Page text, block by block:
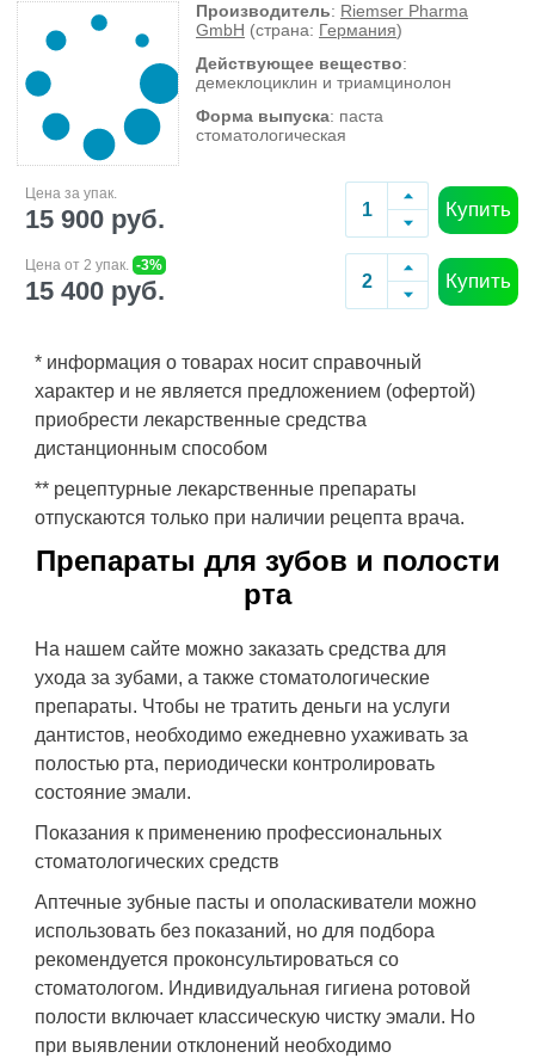
Производитель: Riemser Pharma
GmbH (страна: Германия)
Действующее вещество:
демеклоциклин и триамцинолон
Форма выпуска: паста
стоматологическая
Цена за упак.
15 900 руб. Купить
Цена от 2 упак. -3%
15 400 руб. Купить
* информация о товарах носит справочный
характер и не является предложением (офертой)
приобрести лекарственные средства
дистанционным способом
** рецептурные лекарственные препараты
отпускаются только при наличии рецепта врача.
Препараты для зубов и полости
рта
На нашем сайте можно заказать средства для
ухода за зубами, а также стоматологические
препараты. Чтобы не тратить деньги на услуги
дантистов, необходимо ежедневно ухаживать за
полостью рта, периодически контролировать
состояние эмали.
Показания к применению профессиональных
стоматологических средств
Аптечные зубные пасты и ополаскиватели можно
использовать без показаний, но для подбора
рекомендуется проконсультироваться со
стоматологом. Индивидуальная гигиена ротовой
полости включает классическую чистку эмали. Но
при выявлении отклонений необходимо